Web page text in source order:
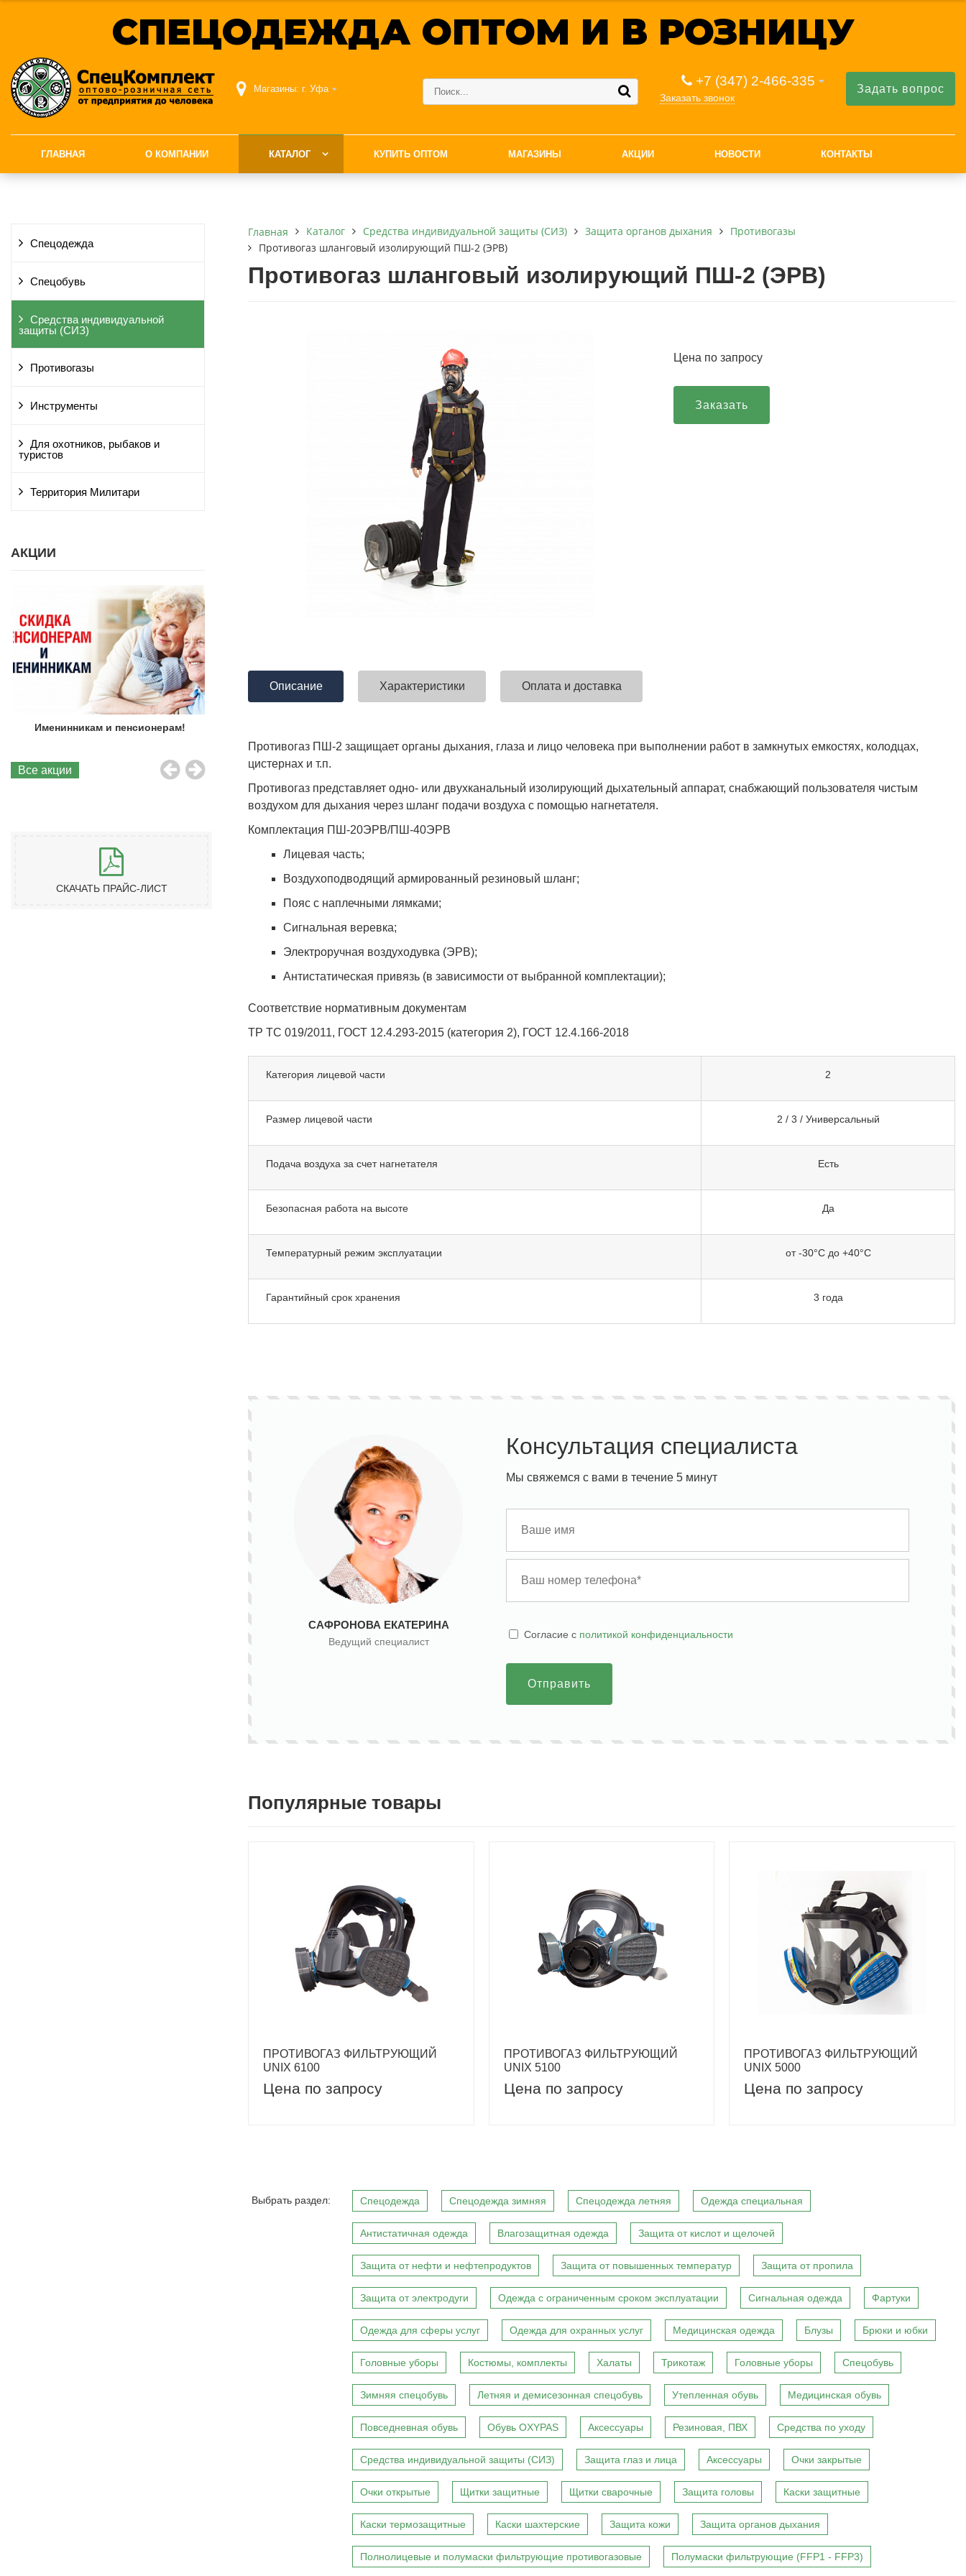
СПЕЦОДЕЖДА ОПТОМ И В РОЗНИЦУ
Магазины: г. Уфа +7 (347) 2-466-335
Заказать звонок
Задать вопрос
ГЛАВНАЯ О КОМПАНИИ КАТАЛОГ КУПИТЬ ОПТОМ МАГАЗИНЫ АКЦИИ НОВОСТИ КОНТАКТЫ
Спецодежда
Спецобувь
Средства индивидуальной
защиты (СИЗ)
Противогазы
Инструменты
Для охотников, рыбаков и
туристов
Территория Милитари
АКЦИИ
Именинникам и пенсионерам!
Все акции
СКАЧАТЬ ПРАЙС-ЛИСТ
Главная Каталог Средства индивидуальной защиты (СИЗ) Защита органов дыхания
Противогазы
Противогаз шланговый изолирующий ПШ-2 (ЭРВ)
Противогаз шланговый изолирующий ПШ-2 (ЭРВ)
Цена по запросу
Заказать
Описание Характеристики Оплата и доставка
Противогаз ПШ-2 защищает органы дыхания, глаза и лицо человека при выполнении работ в замкнутых емкостях, колодцах,
цистернах и т.п.
Противогаз представляет одно- или двухканальный изолирующий дыхательный аппарат, снабжающий пользователя чистым
воздухом для дыхания через шланг подачи воздуха с помощью нагнетателя.
Комплектация ПШ-20ЭРВ/ПШ-40ЭРВ
Лицевая часть;
Воздухоподводящий армированный резиновый шланг;
Пояс с наплечными лямками;
Сигнальная веревка;
Электроручная воздуходувка (ЭРВ);
Антистатическая привязь (в зависимости от выбранной комплектации);
Соответствие нормативным документам
ТР ТС 019/2011, ГОСТ 12.4.293-2015 (категория 2), ГОСТ 12.4.166-2018
Категория лицевой части 2
Размер лицевой части 2 / 3 / Универсальный
Подача воздуха за счет нагнетателя Есть
Безопасная работа на высоте Да
Температурный режим эксплуатации от -30°C до +40°C
Гарантийный срок хранения 3 года
САФРОНОВА ЕКАТЕРИНА
Ведущий специалист
Консультация специалиста
Мы свяжемся с вами в течение 5 минут
Cогласие с политикой конфиденциальности
Отправить
Популярные товары
ПРОТИВОГАЗ ФИЛЬТРУЮЩИЙ
UNIX 6100
Цена по запросу
ПРОТИВОГАЗ ФИЛЬТРУЮЩИЙ
UNIX 5100
Цена по запросу
ПРОТИВОГАЗ ФИЛЬТРУЮЩИЙ
UNIX 5000
Цена по запросу
Выбрать раздел: Спецодежда Спецодежда зимняя Спецодежда летняя Одежда специальная
Антистатичная одежда Влагозащитная одежда Защита от кислот и щелочей
Защита от нефти и нефтепродуктов Защита от повышенных температур Защита от пропила
Защита от электродуги Одежда с ограниченным сроком эксплуатации Сигнальная одежда Фартуки
Одежда для сферы услуг Одежда для охранных услуг Медицинская одежда Блузы Брюки и юбки
Головные уборы Костюмы, комплекты Халаты Трикотаж Головные уборы Спецобувь
Зимняя спецобувь Летняя и демисезонная спецобувь Утепленная обувь Медицинская обувь
Повседневная обувь Обувь OXYPAS Аксессуары Резиновая, ПВХ Средства по уходу
Средства индивидуальной защиты (СИЗ) Защита глаз и лица Аксессуары Очки закрытые
Очки открытые Щитки защитные Щитки сварочные Защита головы Каски защитные
Каски термозащитные Каски шахтерские Защита кожи Защита органов дыхания
Полнолицевые и полумаски фильтрующие противогазовые Полумаски фильтрующие (FFP1 - FFP3)